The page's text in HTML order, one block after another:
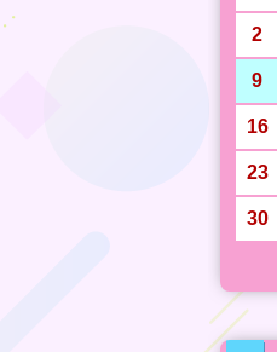
2
9
16
23
30